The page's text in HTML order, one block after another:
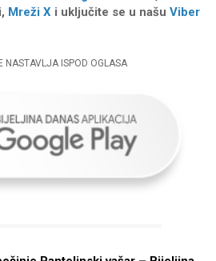
Mreži X i uključite se u našu Viber
NASTAVLJA ISPOD OGLASA